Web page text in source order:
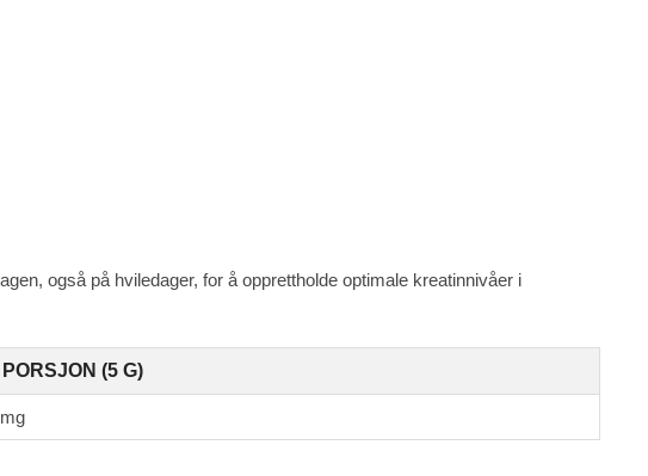
også på hviledager, for å opprettholde optimale kreatinnivåer i
PORSJON (5 G)